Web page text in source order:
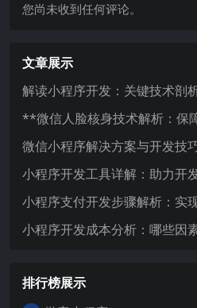
您尚未收到任何评论。
文章展示
解读小程序开发：关键技术剖
**微信人脸核身技术解析：保
微信小程序解决方案与开发技
小程序开发工具详解：助力开
小程序支付开发步骤解析：实
小程序开发成本分析：哪些因
排行榜展示